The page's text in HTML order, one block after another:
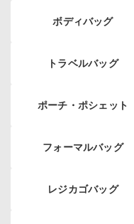
ボディバッグ
トラベルバッグ
ポーチ・ポシェット
フォーマルバッグ
レジカゴバッグ